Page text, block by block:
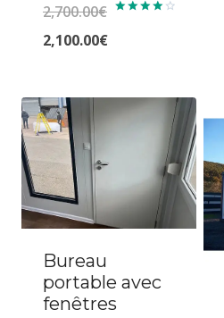
2,700.00€
Le
initial
était :
2,700.00€.
2,100.00€
prix
actuel
est :
2,100.00€.
Bureau
portable avec
fenêtres